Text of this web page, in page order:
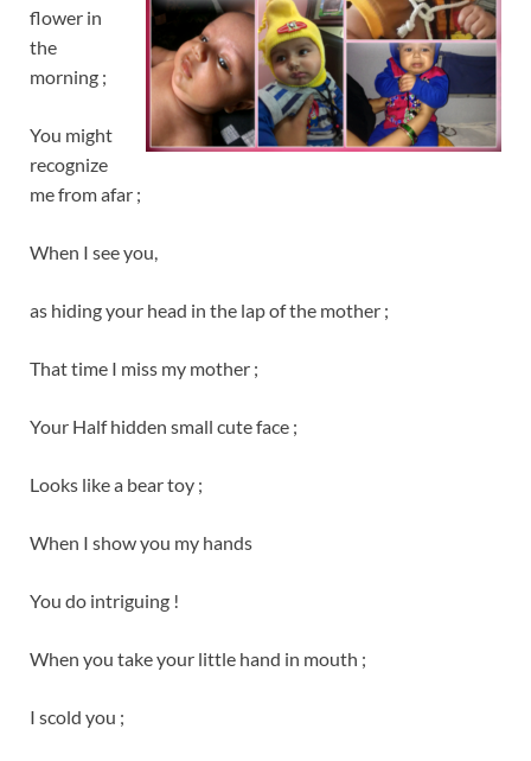
flower in
the
morning ;
You might
recognize
me from afar ;
When I see you,
as hiding your head in the lap of the mother ;
That time I miss my mother ;
Your Half hidden small cute face ;
Looks like a bear toy ;
When I show you my hands
You do intriguing !
When you take your little hand in mouth ;
I scold you ;